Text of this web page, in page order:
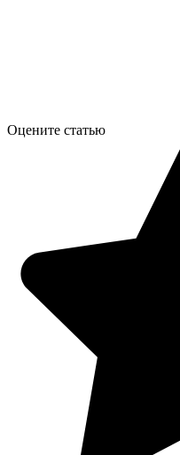
Оцените статью